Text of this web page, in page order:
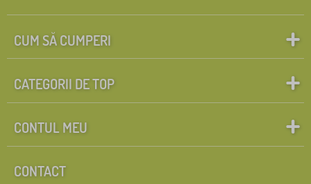
CUM SĂ CUMPERI
CATEGORII DE TOP
CONTUL MEU
CONTACT